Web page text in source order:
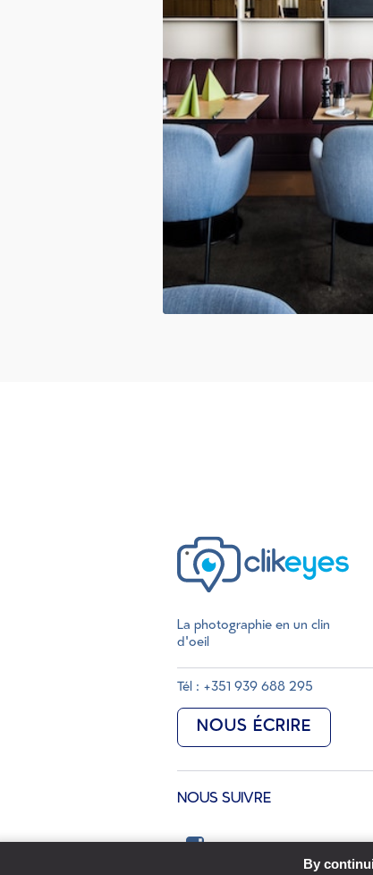
La photographie en un clin
d'oeil
Tél : +351 939 688 295
NOUS ÉCRIRE
NOUS SUIVRE
By